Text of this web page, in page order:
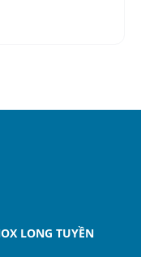
LONG TUYỀN